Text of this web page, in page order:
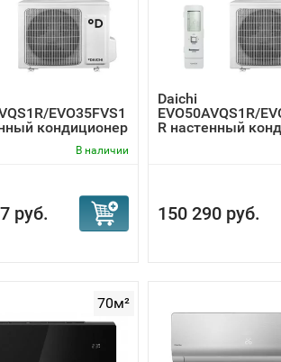
Daichi
21 дБ(А).
Это тоже
к работе на
частного
отоплению.
показателей.
уровень
кондиционеры различного
EVO35FVS1
кондиционер
В наличии
руб.
Daichi
EVO50AVQS1R/
R настенный
150 290 руб.
70м²